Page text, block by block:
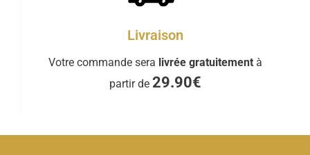
Livraison
Votre commande sera livrée gratuitement à
partir de 29.90€